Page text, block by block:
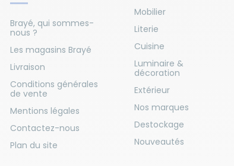
Brayé, qui sommes-
nous ?
Les magasins Brayé
Livraison
Conditions générales
de vente
Mentions légales
Contactez-nous
Plan du site
Mobilier
Literie
Cuisine
Luminaire &
décoration
Extérieur
Nos marques
Destockage
Nouveautés